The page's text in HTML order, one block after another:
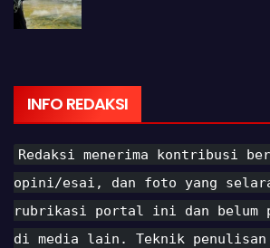
INFO REDAKSI
Redaksi menerima kontribusi
opini/esai, dan foto yang
rubrikasi portal ini dan belum
di media lain. Teknik penulisan